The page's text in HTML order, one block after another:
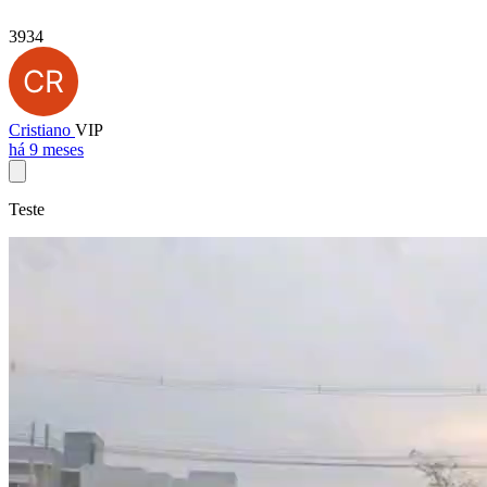
3934
Cristiano VIP
há 9 meses
Teste